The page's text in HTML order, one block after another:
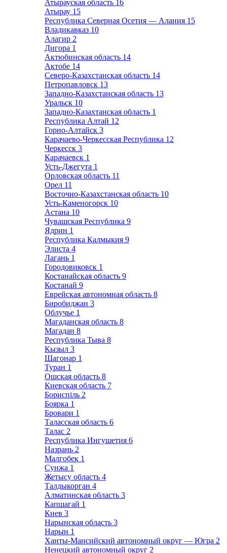
Атырауская область 16
Атырау 15
Республика Северная Осетия — Алания 15
Владикавказ 10
Алагир 2
Дигора 1
Актюбинская область 14
Актобе 14
Северо-Казахстанская область 14
Петропавловск 13
Западно-Казахстанская область 13
Уральск 10
Западно-Казахтанская область 1
Республика Алтай 12
Горно-Алтайск 3
Карачаево-Черкесская Республика 12
Черкесск 3
Карачаевск 1
Усть-Джегута 1
Орловская область 11
Орел 11
Восточно-Казахстанская область 10
Усть-Каменогорск 10
Астана 10
Чувашская Республика 9
Ядрин 1
Республика Калмыкия 9
Элиста 4
Лагань 1
Городовиковск 1
Костанайская область 9
Костанай 9
Еврейская автономная область 8
Биробиджан 3
Облучье 1
Магаданская область 8
Магадан 8
Республика Тыва 8
Кызыл 3
Шагонар 1
Туран 1
Ошская область 8
Киевская область 7
Бориспіль 2
Боярка 1
Бровари 1
Таласская область 6
Талас 2
Республика Ингушетия 6
Назрань 2
Малгобек 1
Сунжа 1
Жетысу область 4
Талдыкорган 4
Алматинская область 3
Капшагай 1
Киев 3
Нарынская область 3
Нарын 1
Ханты-Мансийский автономный округ — Югра 2
Ненецкий автономный округ 2